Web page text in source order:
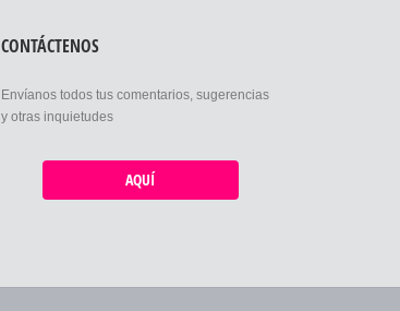
CONTÁCTENOS
Envíanos todos tus comentarios, sugerencias
y otras inquietudes
AQUÍ